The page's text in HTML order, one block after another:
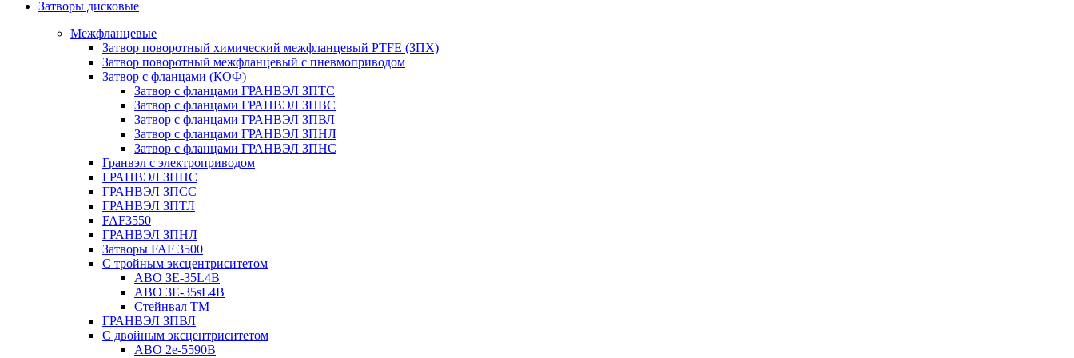
Затворы дисковые
Межфланцевые
Затвор поворотный химический межфланцевый PTFE (ЗПХ)
Затвор поворотный межфланцевый с пневмоприводом
Затвор с фланцами (КОФ)
Затвор с фланцами ГРАНВЭЛ ЗПТС
Затвор с фланцами ГРАНВЭЛ ЗПВС
Затвор с фланцами ГРАНВЭЛ ЗПВЛ
Затвор с фланцами ГРАНВЭЛ ЗПНЛ
Затвор с фланцами ГРАНВЭЛ ЗПНС
Гранвэл с электроприводом
ГРАНВЭЛ ЗПНС
ГРАНВЭЛ ЗПСС
ГРАНВЭЛ ЗПТЛ
FAF3550
ГРАНВЭЛ ЗПНЛ
Затворы FAF 3500
С тройным эксцентриситетом
ABO ЗE-35L4B
ABO 3E-35sL4B
Стейнвал ТМ
ГРАНВЭЛ ЗПВЛ
С двойным эксцентриситетом
ABO 2e-5590B